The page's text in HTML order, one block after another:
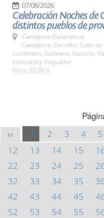
07/08/2026
Celebración Noches de
distintos pueblos de
Cantalpino (Salamanca)
Cantalpino, Cerralbo, Cubo de
Lumbrales, Saldeana, Saucelle,
Villoruela y Vitigudino
Hora: 22:00 h.
<< 1 2 3 4 5
12
13 14 15
22
23 24 25
32
33 34 35
42
43 44 45
52
53 54 55